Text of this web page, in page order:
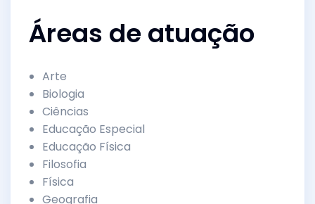
Áreas de atuação
Arte
Biologia
Ciências
Educação Especial
Educação Física
Filosofia
Física
Geografia